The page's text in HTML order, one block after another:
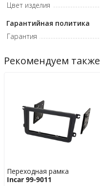
Цвет изделия
Гарантийная политика
Гарантия
Рекомендуем также
Переходная рамка
Incar 99-9011